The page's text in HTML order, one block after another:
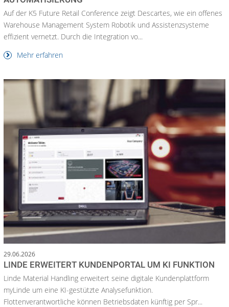
Auf der K5 Future Retail Conference zeigt Descartes, wie ein offenes
Warehouse Management System Robotik und Assistenzsysteme
effizient vernetzt. Durch die Integration vo...
Mehr erfahren
29.06.2026
LINDE ERWEITERT KUNDENPORTAL UM KI FUNKTION
Linde Material Handling erweitert seine digitale Kundenplattform
myLinde um eine KI-gestützte Analysefunktion.
Flottenverantwortliche können Betriebsdaten künftig per Spr...